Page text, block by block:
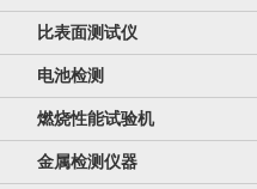
比表面测试仪
电池检测
燃烧性能试验机
金属检测仪器